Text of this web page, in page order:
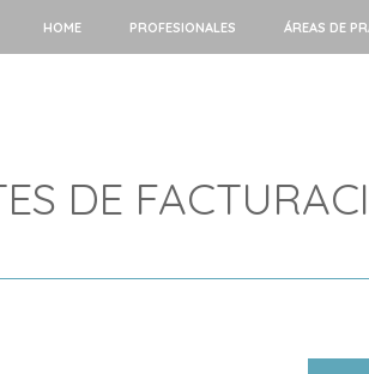
HOME PROFESIONALES ÁREAS DE
DE